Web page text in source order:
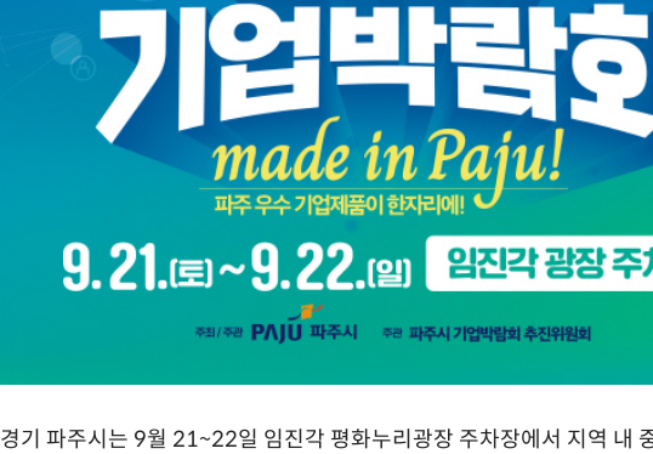
경기 파주시는 9월 21~22일 임진각 평화누리광장 주차장에서 지역 내